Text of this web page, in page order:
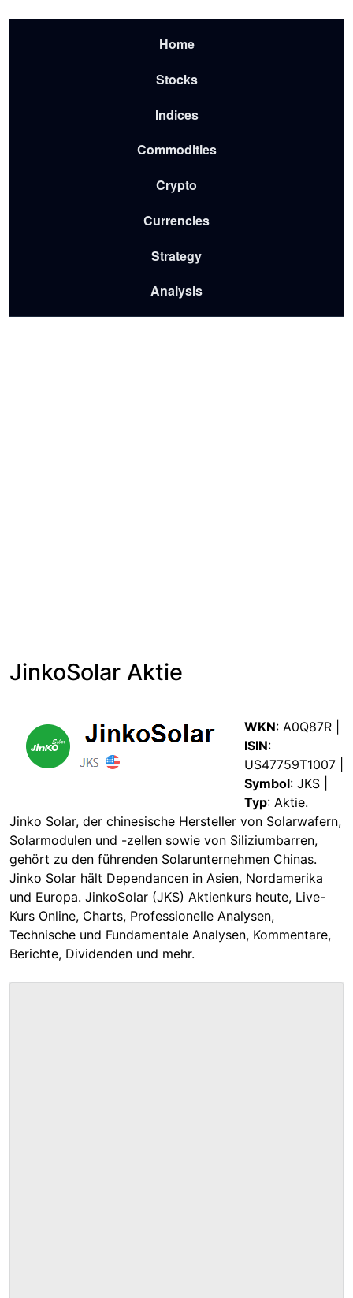
Home
Stocks
Indices
Commodities
Crypto
Currencies
Strategy
Analysis
JinkoSolar Aktie
WKN: A0Q87R |
ISIN:
US47759T1007 |
Symbol: JKS |
Typ: Aktie.
Jinko Solar, der chinesische Hersteller von Solarwafern,
Solarmodulen und -zellen sowie von Siliziumbarren,
gehört zu den führenden Solarunternehmen Chinas.
Jinko Solar hält Dependancen in Asien, Nordamerika
und Europa. JinkoSolar (JKS) Aktienkurs heute, Live-
Kurs Online, Charts, Professionelle Analysen,
Technische und Fundamentale Analysen, Kommentare,
Berichte, Dividenden und mehr.